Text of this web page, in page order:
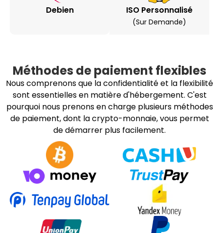
Debien ISO Personnalisé
(sur Demande)
Méthodes de paiement flexibles
Nous comprenons que la confidentialité et la flexibilité
sont essentielles en matière d'hébergement. C'est
pourquoi nous prenons en charge plusieurs méthodes
de paiement, dont la crypto-monnaie, vous permet
de démarrer plus facilement.